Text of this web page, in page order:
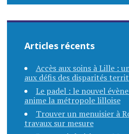
Articles récents
Accès aux soins à Lille :
aux défis des disparités
Le padel : le nouvel
anime la métropole lilloise
Trouver un menuisier à
travaux sur mesure